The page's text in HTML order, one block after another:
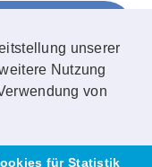
unserer
Nutzung
von
für Statistik